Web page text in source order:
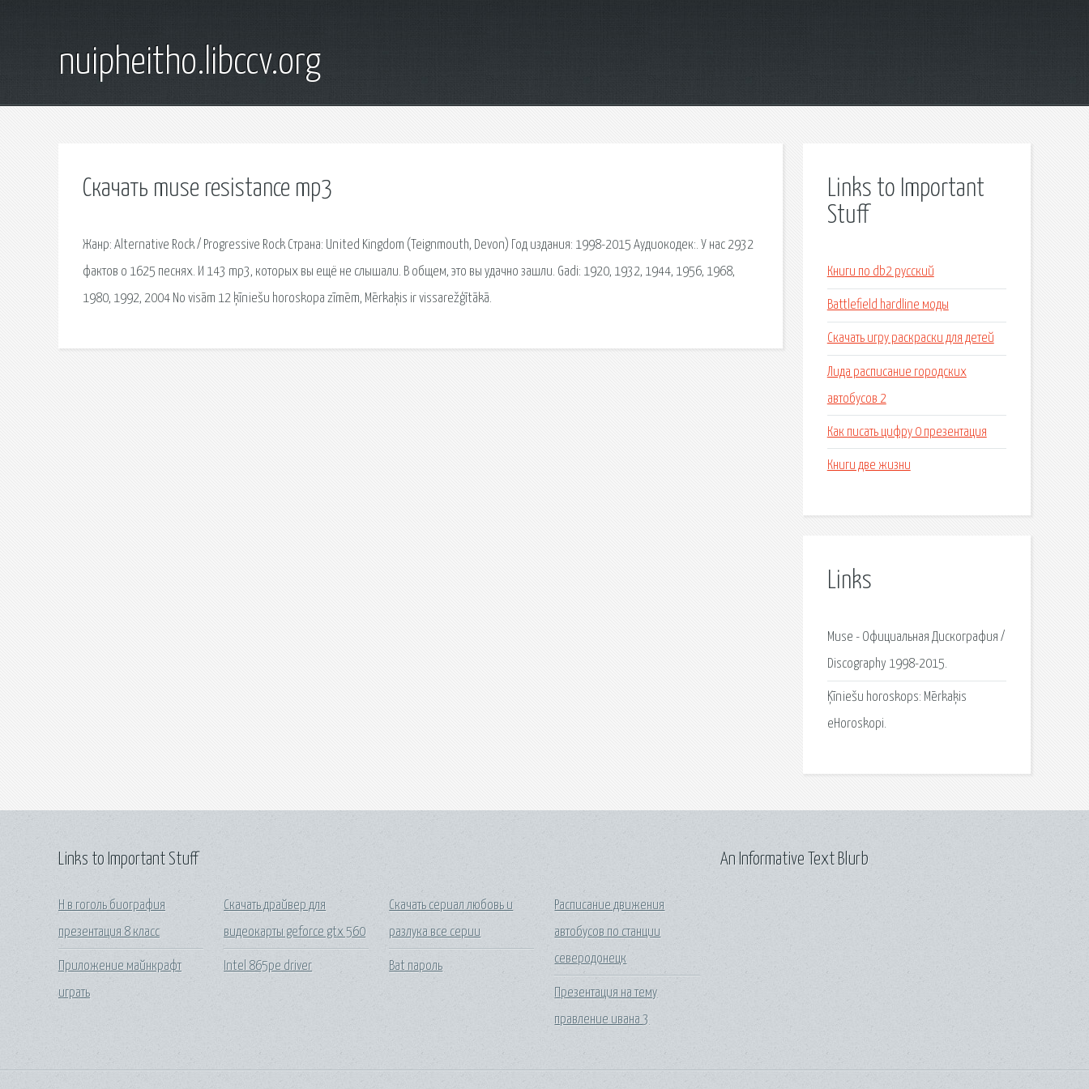
nuipheitho.libccv.org
Скачать muse resistance mp3
Жанр: Alternative Rock / Progressive Rock Страна: United Kingdom (Teignmouth, Devon) Год издания: 1998-2015 Аудиокодек:. У нас 2932
фактов о 1625 песнях. И 143 mp3, которых вы ещё не слышали. В общем, это вы удачно зашли. Gadi: 1920, 1932, 1944, 1956, 1968,
1980, 1992, 2004 No visām 12 ķīniešu horoskopa zīmēm, Mērkaķis ir vissarežģītākā.
Links to Important
Stuff
Книги по db2 русский
Battlefield hardline моды
Скачать игру раскраски для детей
Лида расписание городских
автобусов 2
Как писать цифру 0 презентация
Книги две жизни
Links
Muse - Официальная Дискография /
Discography 1998-2015.
Ķīniešu horoskops: Mērkaķis
eHoroskopi.
Links to Important Stuff
Н в гоголь биография
презентация 8 класс
Приложение майнкрафт
играть
Скачать драйвер для
видеокарты geforce gtx 560
Intel 865pe driver
Скачать сериал любовь и
разлука все серии
Bat пароль
Расписание движения
автобусов по станции
северодонецк
Презентация на тему
правление ивана 3
An Informative Text Blurb